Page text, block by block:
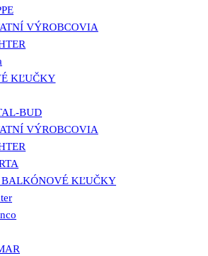
VÝROBCOVIA
KĽUČKY
BUD
VÝROBCOVIA
BALKÓNOVÉ KĽUČKY